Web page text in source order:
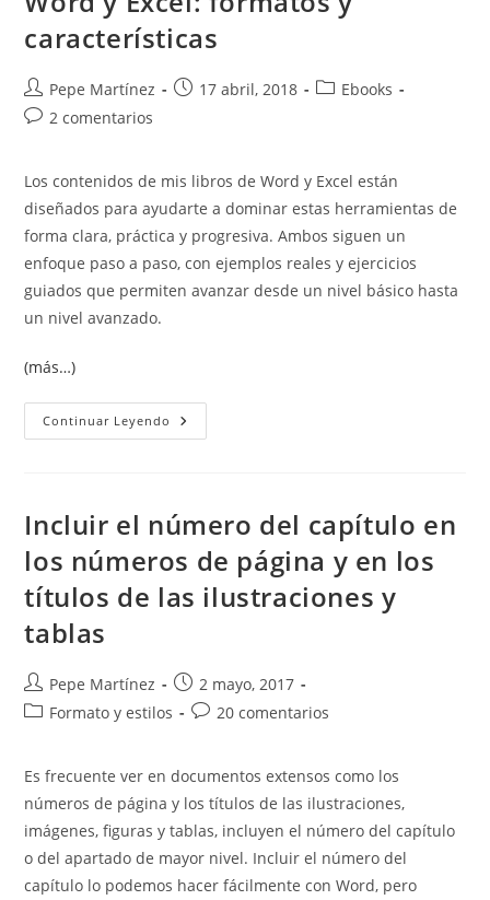
A
Color
características
Autor
de
Pepe Martínez
Publicación
17 abril, 2018
Categoría
Ebooks
Comentarios
entrada:
2 comentarios
Los contenidos de mis libros de Word y Excel están
diseñados para ayudarte a dominar estas herramientas de
forma clara, práctica y progresiva. Ambos siguen un
enfoque paso a paso, con ejemplos reales y ejercicios
guiados que permiten avanzar desde un nivel básico hasta
un nivel avanzado.
(más…)
Continuar Leyendo Contenidos
De
Y
Excel:
Y
Características
Incluir el número del capítulo en
los números de página y en los
títulos de las ilustraciones y
tablas
Autor
de
Pepe Martínez
Publicación
de
2 mayo, 2017
Categoría
entrada:
Formato y estilos
Comentarios
entrada:
20 comentarios
Es frecuente ver en documentos extensos como los
números de página y los títulos de las ilustraciones,
imágenes, figuras y tablas, incluyen el número del capítulo
o del apartado de mayor nivel. Incluir el número del
capítulo lo podemos hacer fácilmente con Word, pero